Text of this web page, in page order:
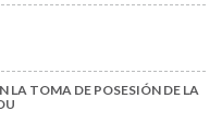
LA TOMA DE POSESIÓN DE LA